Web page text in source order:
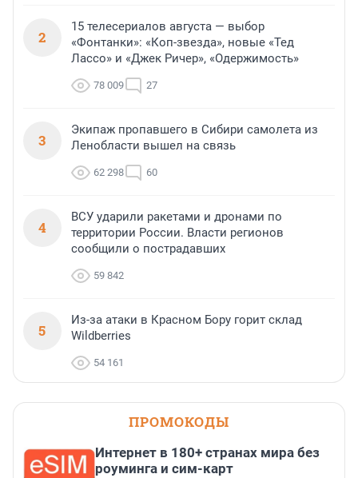
2
15 телесериалов августа — выбор
«Фонтанки»: «Коп-звезда», новые «Тед
Лассо» и «Джек Ричер», «Одержимость»
78 009 27
3
Экипаж пропавшего в Сибири самолета из
Ленобласти вышел на связь
62 298 60
4
ВСУ ударили ракетами и дронами по
территории России. Власти регионов
сообщили о пострадавших
59 842
5
Из-за атаки в Красном Бору горит склад
Wildberries
54 161
ПРОМОКОДЫ
Интернет в 180+ странах мира без
роуминга и сим-карт